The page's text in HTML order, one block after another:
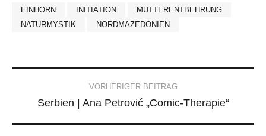
EINHORN INITIATION
MUTTERENTBEHRUNG
NATURMYSTIK
NORDMAZEDONIEN
navigation
VORHERIGER BEITRAG
Serbien | Ana Petrović „Comic-Therapie“